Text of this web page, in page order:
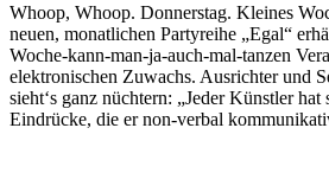
Whoop, Whoop. Donnerstag. Kleines
neuen, monatlichen Partyreihe „Egal“
Woche-kann-man-ja-auch-mal-tanzen
elektronischen Zuwachs. Ausrichter und
sieht‘s ganz nüchtern: „Jeder Künstler
Eindrücke, die er non-verbal